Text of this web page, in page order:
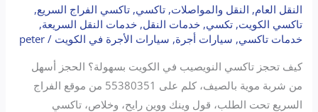
النقل العام, النقل والمواصلات,تاكسي,تاكسي الفراج السريع,
تاكسي الكويت,تكسي,خدمات النقل,خدمات النقل السريعة,
خدمات تاكسي, سيارات أجرة, سيارات الأجرة في الكويت /
peter
كيف تحجز تاكسي النويصيب في الكويت بسهولة؟ الحجز أسهل
من شربة موية بالصيف، كلم على 55380351 من موقع الفراج
السريع تحت الطلب، قول وينك ووين رايح، وخلاص، تاكسي